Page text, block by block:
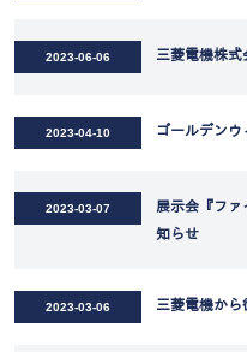
2023-06-06 三菱電機株
2023-04-10 ゴールデン
2023-03-07
展示会『ファ
知らせ
2023-03-06 三菱電機から